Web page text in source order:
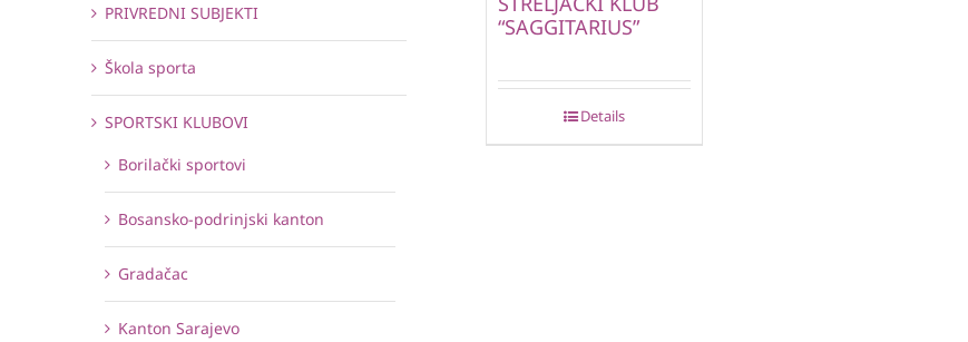
“SAGGITARIUS”
Details
PRIVREDNI SUBJEKTI
Škola sporta
SPORTSKI KLUBOVI
Borilački sportovi
Bosansko-podrinjski kanton
Gradačac
Kanton Sarajevo